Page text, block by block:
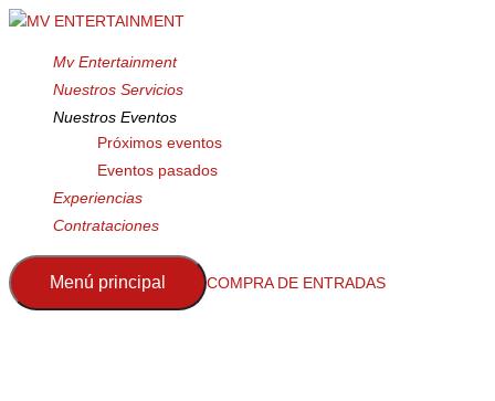
Mv Entertainment
Nuestros Servicios
Nuestros Eventos
Próximos eventos
Eventos pasados
Experiencias
Contrataciones
Menú principal COMPRA DE ENTRADAS